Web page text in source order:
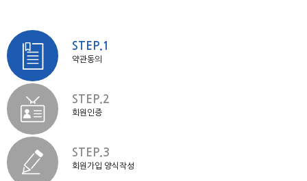
STEP.1
약관동의
STEP.2
회원인증
STEP.3
회원가입 양식작성